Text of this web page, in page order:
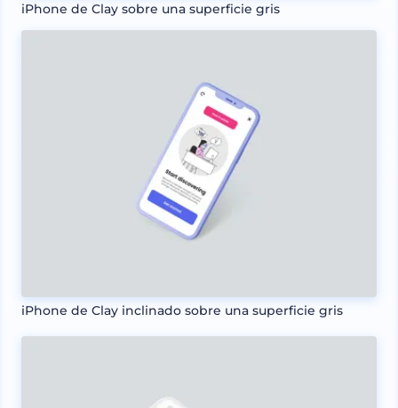
iPhone de Clay sobre una superficie gris
iPhone de Clay inclinado sobre una superficie gris